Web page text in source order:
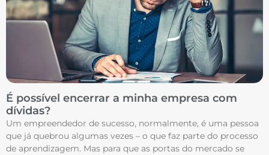
É possível encerrar a minha empresa com
dívidas?
Um empreendedor de sucesso, normalmente, é uma pessoa
que já quebrou algumas vezes – o que faz parte do processo
de aprendizagem. Mas para que as portas do mercado se